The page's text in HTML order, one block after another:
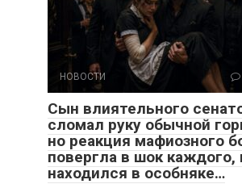
НОВОСТИ
Сын влиятельного
сломал руку обычной
но реакция мафиозного
повергла в шок каждого,
находился в особняке…